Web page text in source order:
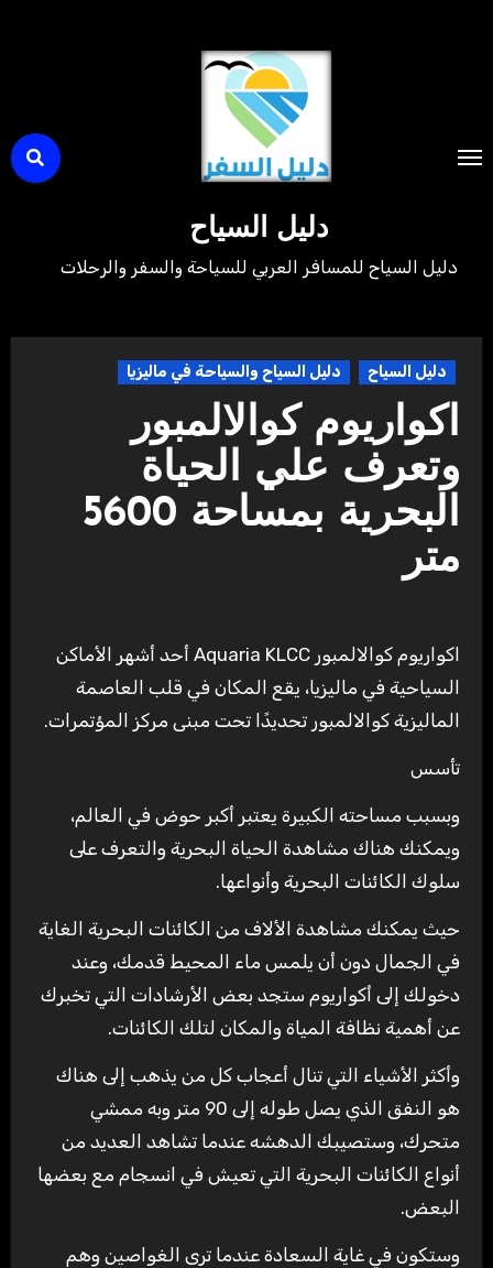
دليل السياح
دليل السياح للمسافر العربي للسياحة والسفر والرحلات
دليل السياح دليل السياح والسياحة في ماليزيا
اكواريوم كوالالمبور
وتعرف علي الحياة
البحرية بمساحة 5600
متر
السياحية في ماليزيا، يقع المكان في قلب العاصمة
الماليزية كوالالمبور تحديدًا تحت مبنى مركز المؤتمرات.
تأسس
وبسبب مساحته الكبيرة يعتبر أكبر حوض في العالم،
ويمكنك هناك مشاهدة الحياة البحرية والتعرف على
سلوك الكائنات البحرية وأنواعها.
حيث يمكنك مشاهدة الألاف من الكائنات البحرية الغاية
في الجمال دون أن يلمس ماء المحيط قدمك، وعند
دخولك إلى أكواريوم ستجد بعض الأرشادات التي تخبرك
عن أهمية نظافة المياة والمكان لتلك الكائنات.
وأكثر الأشياء التي تنال أعجاب كل من يذهب إلى هناك
هو النفق الذي يصل طوله إلى 90 متر وبه ممشي
متحرك، وستصيبك الدهشه عندما تشاهد العديد من
أنواع الكائنات البحرية التي تعيش في انسجام مع بعضها
البعض.
وستكون في غاية السعادة عندما ترى الغواصين وهم